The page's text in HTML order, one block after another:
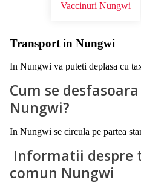
Vaccinuri Nungwi
Transport in Nungwi
In Nungwi va puteti deplasa cu
Cum se
Nungwi?
In Nungwi se circula pe partea
Informatii despre
comun Nungwi